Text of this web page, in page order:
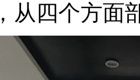
从四个方面